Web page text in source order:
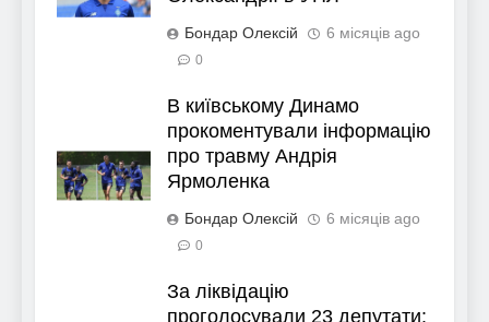
Бондар Олексій 6 місяців ago
0
В київському Динамо
прокоментували інформацію
про травму Андрія
Ярмоленка
Бондар Олексій 6 місяців ago
0
За ліквідацію
проголосували 23 депутати: